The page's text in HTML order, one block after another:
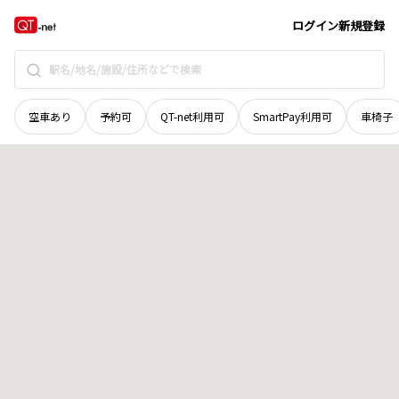
ログイン新規登録
空車あり 予約可 QT-net利用可 SmartPay利用可 車椅子
新潟県